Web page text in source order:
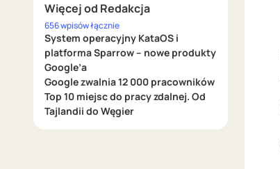
Więcej od Redakcja
656 wpisów łącznie
System operacyjny KataOS i
platforma Sparrow – nowe produkty
Google’a
Google zwalnia 12 000 pracowników
Top 10 miejsc do pracy zdalnej. Od
Tajlandii do Węgier